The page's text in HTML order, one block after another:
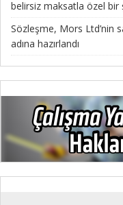
belirsiz maksatla özel bir
Sözleşme, Mors Ltd’nin
adına hazırlandı